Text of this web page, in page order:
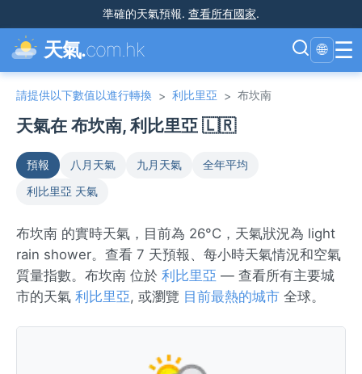
準確的天氣預報. 查看所有國家.
天氣.com.hk 🌐 ☰
請提供以下數值以進行轉換 > 利比里亞 > 布坎南
天氣在 布坎南, 利比里亞 🇱🇷
預報 八月天氣 九月天氣
全年平均
利比里亞 天氣
布坎南 的實時天氣，目前為 26°C，天氣狀況為 light
rain shower。查看 7 天預報、每小時天氣情況和空氣
質量指數。布坎南 位於 利比里亞 — 查看所有主要城
市的天氣 利比里亞, 或瀏覽 目前最熱的城市 全球。